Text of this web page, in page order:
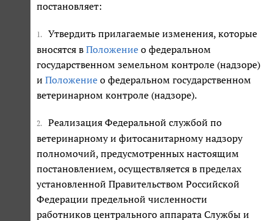
постановляет:
1.
Утвердить прилагаемые изменения, которые
вносятся в Положение о федеральном
государственном земельном контроле (надзоре)
и Положение о федеральном государственном
ветеринарном контроле (надзоре).
2.
Реализация Федеральной службой по
ветеринарному и фитосанитарному надзору
полномочий, предусмотренных настоящим
постановлением, осуществляется в пределах
установленной Правительством Российской
Федерации предельной численности
работников центрального аппарата Службы и